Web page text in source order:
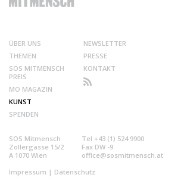
ÜBER UNS
THEMEN
SOS MITMENSCH
PREIS
MO MAGAZIN
KUNST
SPENDEN
NEWSLETTER
PRESSE
KONTAKT
SOS Mitmensch
Zollergasse 15/2
A 1070 Wien
Tel +43 (1) 524 9900
Fax DW -9
office@sosmitmensch.at
Impressum | Datenschutz